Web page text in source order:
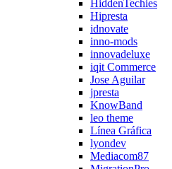
HiddenTechies
Hipresta
idnovate
inno-mods
innovadeluxe
iqit Commerce
Jose Aguilar
jpresta
KnowBand
leo theme
Línea Gráfica
lyondev
Mediacom87